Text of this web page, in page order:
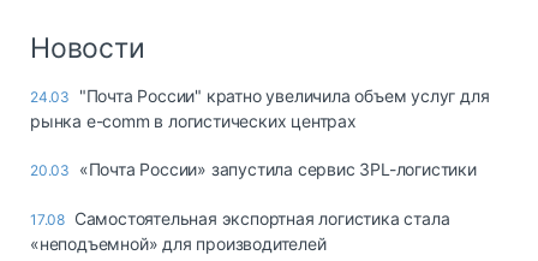
Новости
24.03
"Почта России" кратно увеличила объем услуг для
рынка e-comm в логистических центрах
20.03 «Почта России» запустила сервис 3PL-логистики
17.08 Самостоятельная экспортная логистика стала
«неподъемной» для производителей